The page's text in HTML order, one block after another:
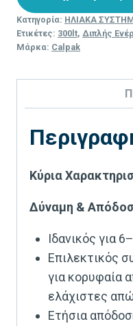
Κατηγορία: ΗΛΙΑΚΑ
Ετικέτες: 300lt, Διπλής
Μάρκα: Calpak
Κύρια
Δύναμη &
Ιδανικός για
Επιλεκτικός
για κορυφαία
ελάχιστες
Ετήσια